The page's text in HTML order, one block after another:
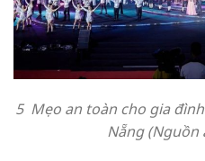
5 Mẹo an toàn cho gia
Nẵng